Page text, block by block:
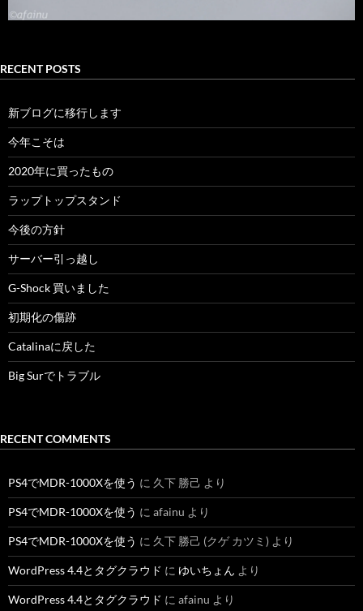
RECENT POSTS
新ブログに移行します
今年こそは
2020年に買ったもの
ラップトップスタンド
今後の方針
サーバー引っ越し
G-Shock 買いました
初期化の傷跡
Catalinaに戻した
Big Surでトラブル
RECENT COMMENTS
PS4でMDR-1000Xを使う に 久下 勝己 より
PS4でMDR-1000Xを使う に afainu より
PS4でMDR-1000Xを使う に 久下 勝己 (クゲ カツミ) より
WordPress 4.4とタグクラウド に ゆいちょん より
WordPress 4.4とタグクラウド に afainu より